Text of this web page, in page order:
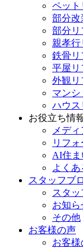
ペット
部分改
部分リ
親孝行
鉄骨リ
平屋リ
外観リ
マンシ
ハウス
お役立ち情
メデ
リフ
AI住ま
よくあ
スタッフブ
スタ
お知ら
その他
お客様の声
お客様